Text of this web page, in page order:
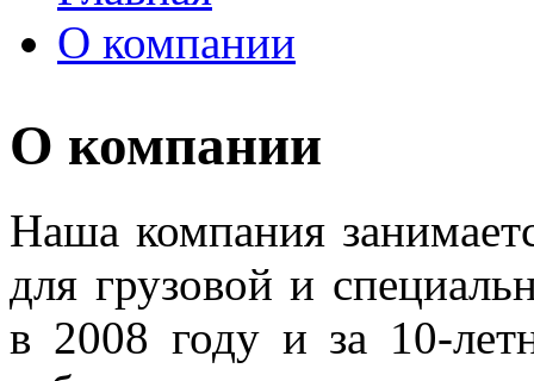
О компании
О компании
Наша компания
для грузовой и
в 2008 году и за 10-